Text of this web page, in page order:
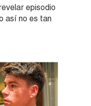
episodio
así no es tan